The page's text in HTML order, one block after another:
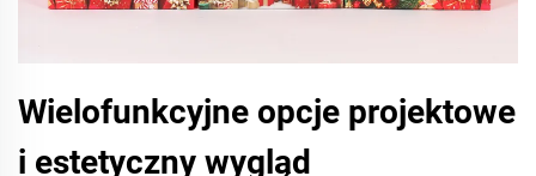
Wielofunkcyjne opcje projektowe
i estetyczny wygląd